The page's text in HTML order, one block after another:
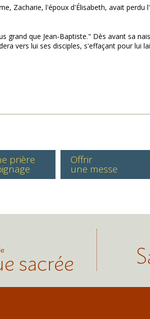
Zacharie, l'époux d'Élisabeth, avait perdu
que Jean-Baptiste." Dès avant sa
vers lui ses disciples, s'effaçant pour lui
prière Offrir
une messe
sacrée